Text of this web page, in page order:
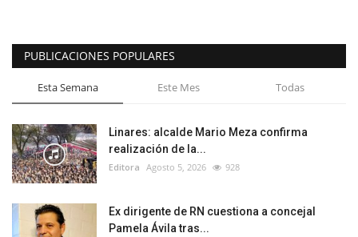
PUBLICACIONES POPULARES
Esta Semana Este Mes Todas
Linares: alcalde Mario Meza confirma
realización de la...
Editora Agosto 5, 2026 928
Ex dirigente de RN cuestiona a concejal
Pamela Ávila tras...